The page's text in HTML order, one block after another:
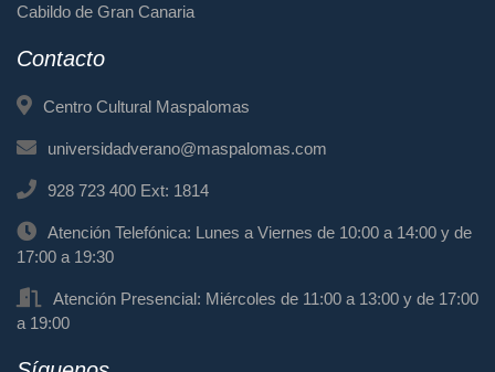
Cabildo de Gran Canaria
Contacto
Centro Cultural Maspalomas
universidadverano@maspalomas.com
928 723 400 Ext: 1814
Atención Telefónica: Lunes a Viernes de 10:00 a 14:00 y de
17:00 a 19:30
Atención Presencial: Miércoles de 11:00 a 13:00 y de 17:00
a 19:00